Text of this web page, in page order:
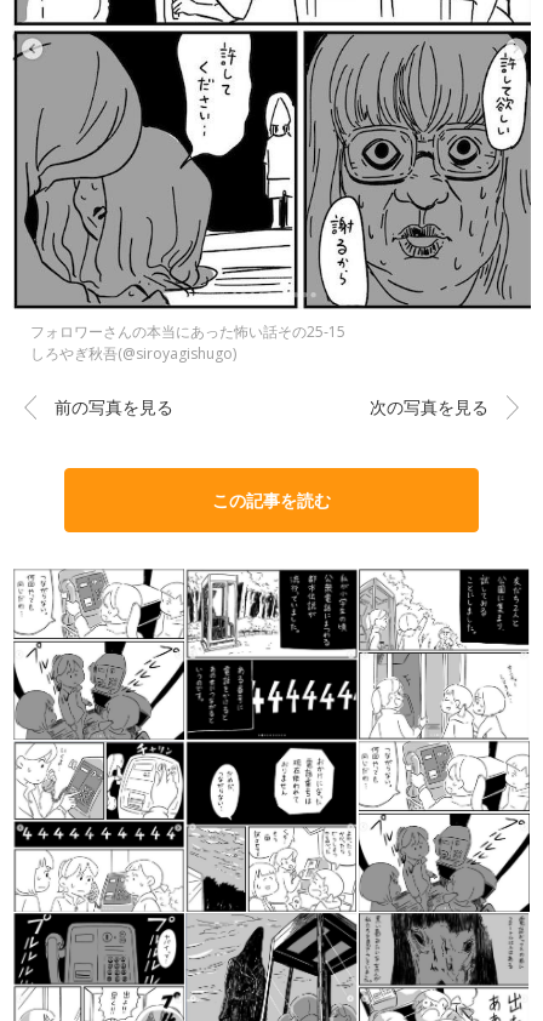
フォロワーさんの本当にあった怖い話その25‐15
しろやぎ秋吾(@siroyagishugo)
前の写真を見る 次の写真を見る
この記事を読む